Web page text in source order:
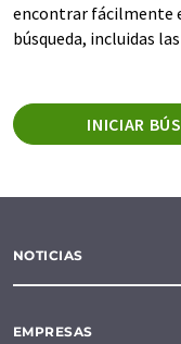
encontrar fácilmente
búsqueda, incluidas
INICIAR
NOTICIAS
EMPRESAS